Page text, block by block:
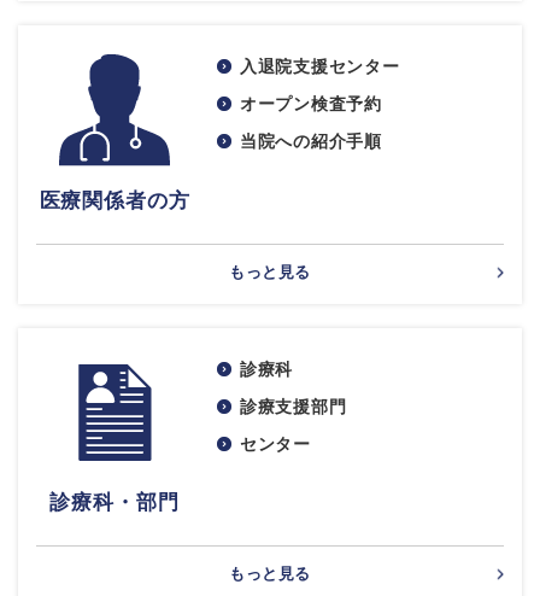
医療関係者の方
入退院支援センター
オープン検査予約
当院への紹介手順
もっと見る
診療科・部門
診療科
診療支援部門
センター
もっと見る